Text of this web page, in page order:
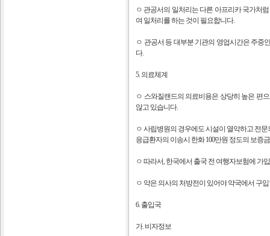
ㅇ 관공서의 일처리는 다른 아프리카 국가처
여 일처리를 하는 것이 필요합니다.
ㅇ 관공서 등 대부분 기관의 영업시간은 주중인
다.
5. 의료체계
ㅇ 스와질랜드의 의료비용은 상당히 높은 편
않고 있습니다.
ㅇ 사립병원의 경우에도 시설이 열악하고 전
응급환자의 이송시 한화 100만원 정도의 보증
ㅇ 따라서, 한국에서 출국 전 여행자보험에 가
ㅇ 약은 의사의 처방전이 있어야 약국에서 구
6. 출입국
가. 비자정보